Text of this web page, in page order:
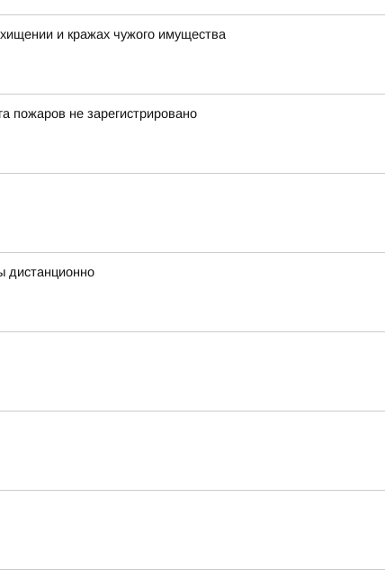
и кражах чужого имущества
не зарегистрировано
дистанционно